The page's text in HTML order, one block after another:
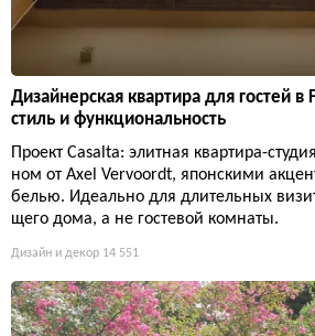
Дизайнерская квартира для гостей
стиль и функциональность
Проект Casalta: элитная квартира-
ном от Axel Vervoordt, японскими
белью. Идеально для длительных
щего дома, а не гостевой комнаты.
Дизайн и декор 14 551